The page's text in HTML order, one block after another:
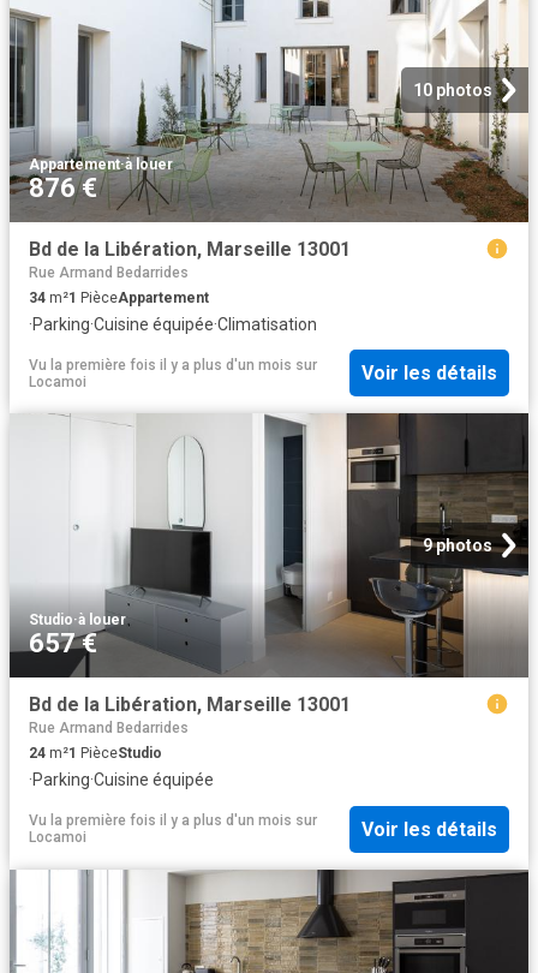
10 photos
Appartement·à louer
876 €
Bd de la Libération, Marseille 13001
Rue Armand Bedarrides
34 m²1 PièceAppartement
·Parking·Cuisine équipée·Climatisation
Vu la première fois il y a plus d'un mois sur
Locamoi
Voir les détails
9 photos
Studio·à louer
657 €
Bd de la Libération, Marseille 13001
Rue Armand Bedarrides
24 m²1 PièceStudio
·Parking·Cuisine équipée
Vu la première fois il y a plus d'un mois sur
Locamoi
Voir les détails